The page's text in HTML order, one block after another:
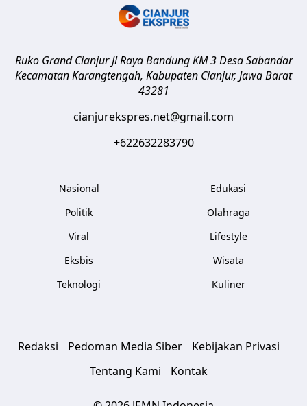
Ruko Grand Cianjur Jl Raya Bandung KM 3 Desa Sabandar
Kecamatan Karangtengah, Kabupaten Cianjur, Jawa Barat
43281
cianjurekspres.net@gmail.com
+622632283790
Nasional
Politik
Viral
Eksbis
Teknologi
Edukasi
Olahraga
Lifestyle
Wisata
Kuliner
Redaksi Pedoman Media Siber
Kebijakan Privasi
Tentang Kami
Kontak